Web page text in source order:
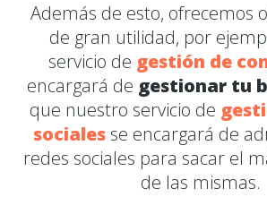
Además de esto, ofrecemos
de gran utilidad, por
servicio de gestión de
encargará de gestionar tu
que nuestro servicio de
sociales se encargará de
redes sociales para sacar el
de las mismas.